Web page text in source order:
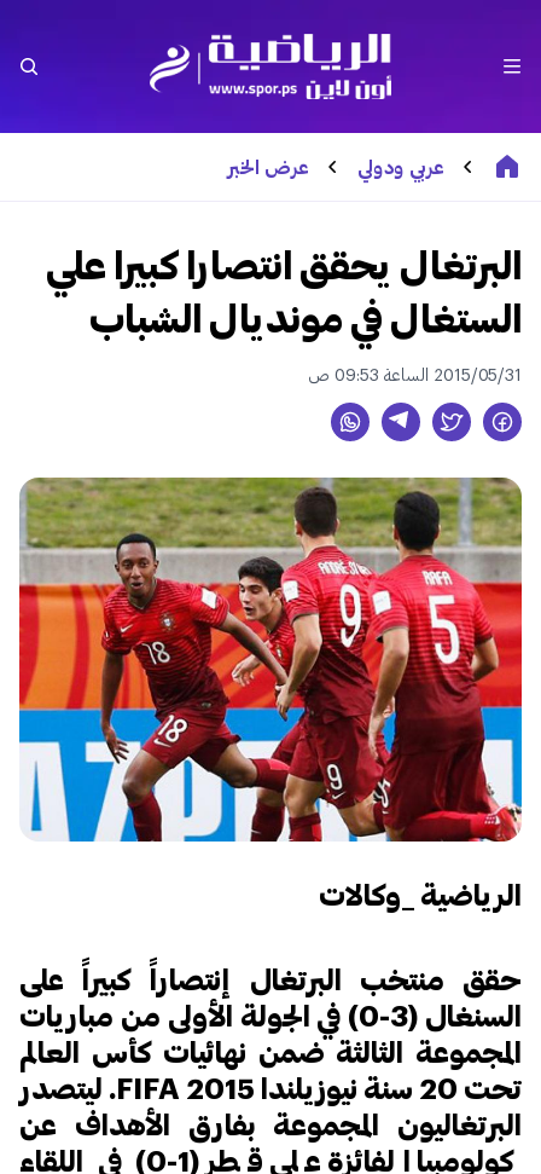
عربي ودولي عرض الخبر
البرتغال يحقق انتصارا كبيرا علي
الستغال في مونديال الشباب
2015/05/31 الساعة 09:53 ص
الرياضية _وكالات
حقق منتخب البرتغال إنتصاراً كبيراً على
السنغال (3-0) في الجولة الأولى من مباريات
المجموعة الثالثة ضمن نهائيات كأس العالم
تحت 20 سنة نيوزيلندا 2015 FIFA. ليتصدر
البرتغاليون المجموعة بفارق الأهداف عن
كولومبيا الفائزة على قطر (1-0) في اللقاء